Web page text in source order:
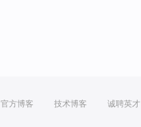
官方博客 技术博客 诚聘英才